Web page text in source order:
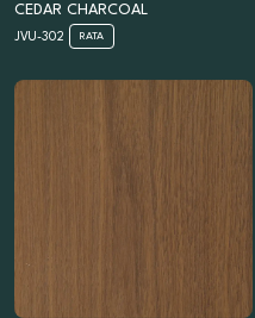
CEDAR CHARCOAL
JVU-302 RATA